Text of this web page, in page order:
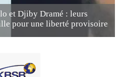
et Djiby Dramé : leurs
pour une liberté provisoire